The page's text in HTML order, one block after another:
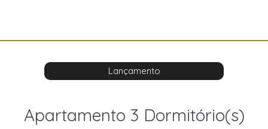
Lançamento
Apartamento 3 Dormitório(s)